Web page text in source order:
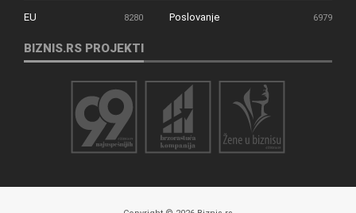
EU 8280 Poslovanje 6979
BIZNIS.RS PROJEKTI